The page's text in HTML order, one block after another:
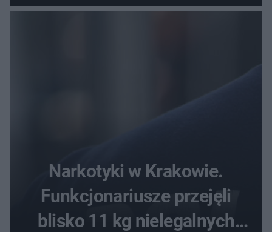
Narkotyki w Krakowie.
Funkcjonariusze przejęli
blisko 11 kg nielegalnych